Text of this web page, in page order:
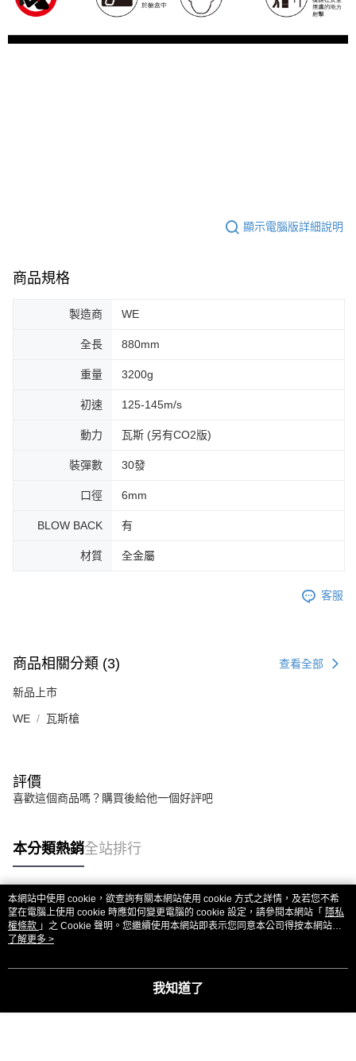
顯示電腦版詳細說明
商品規格
製造商 WE
全長 880mm
重量 3200g
初速 125-145m/s
動力 瓦斯 (另有CO2版)
裝彈數 30發
口徑 6mm
BLOW BACK 有
材質 全金屬
客服
商品相關分類 (3) 查看全部
新品上市
WE 瓦斯槍
評價
喜歡這個商品嗎？購買後給他一個好評吧
本分類熱銷全站排行
熱門標籤
本網站中使用 cookie，欲查詢有關本網站使用 cookie 方式之詳情，及若您不希
望在電腦上使用 cookie 時應如何變更電腦的 cookie 設定，請參閱本網站「 隱私
權條款 」之 Cookie 聲明。您繼續使用本網站即表示您同意本公司得按本網站使
用條款之 Cookie 聲明使用 cookie。
了解更多 >
我知道了